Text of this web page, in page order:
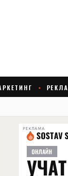
РЕКЛАМА